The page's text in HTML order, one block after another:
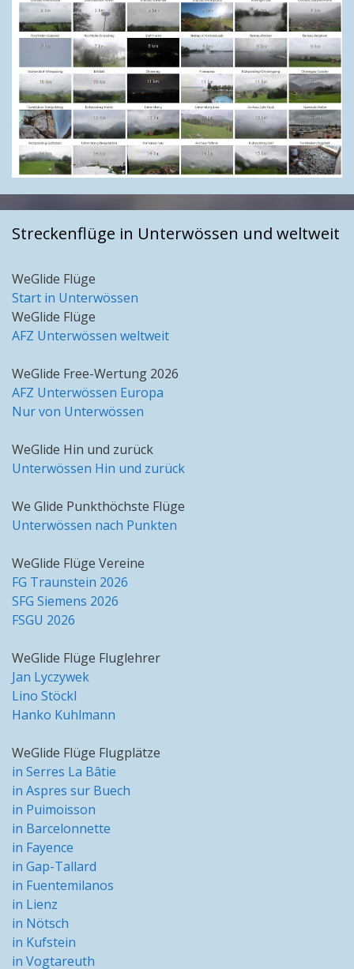
Streckenflüge in Unterwössen und weltweit
WeGlide Flüge
Start in Unterwössen
WeGlide Flüge
AFZ Unterwössen weltweit
WeGlide Free-Wertung 2026
AFZ Unterwössen Europa
Nur von Unterwössen
WeGlide Hin und zurück
Unterwössen Hin und zurück
We Glide Punkthöchste Flüge
Unterwössen nach Punkten
WeGlide Flüge Vereine
FG Traunstein 2026
SFG Siemens 2026
FSGU 2026
WeGlide Flüge Fluglehrer
Jan Lyczywek
Lino Stöckl
Hanko Kuhlmann
WeGlide Flüge Flugplätze
in Serres La Bâtie
in Aspres sur Buech
in Puimoisson
in Barcelonnette
in Fayence
in Gap-Tallard
in Fuentemilanos
in Lienz
in Nötsch
in Kufstein
in Vogtareuth